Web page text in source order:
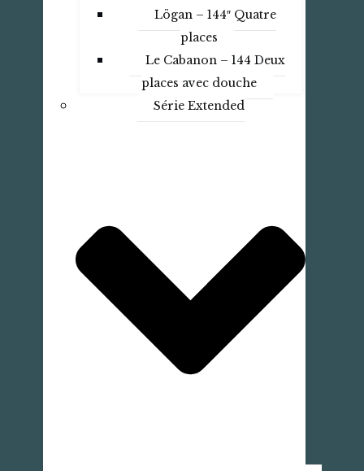
Lögan – 144″ Quatre
places
Le Cabanon – 144 Deux
places avec douche
Série Extended